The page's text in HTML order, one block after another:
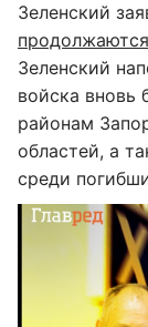
Зеленский
Зеленский
войска вновь
районам
областей, а
среди